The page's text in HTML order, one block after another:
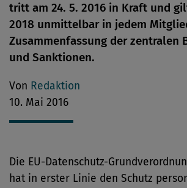
tritt am 24. 5. 2016 in Kraft und
2018 unmittelbar in jedem
Zusammenfassung der zentralen
und Sanktionen.
Von Redaktion
10. Mai 2016
Die EU-Datenschutz-
hat in erster Linie den Schutz